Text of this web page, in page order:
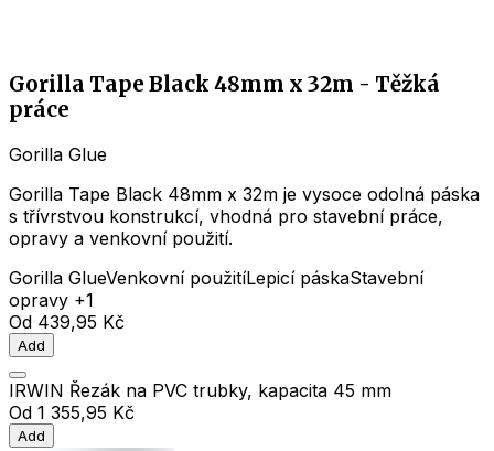
Gorilla Tape Black 48mm x 32m - Těžká
práce
Gorilla Glue
Gorilla Tape Black 48mm x 32m je vysoce odolná páska
s třívrstvou konstrukcí, vhodná pro stavební práce,
opravy a venkovní použití.
Gorilla GlueVenkovní použitíLepicí páskaStavební
opravy +1
Od 439,95 Kč
Add
IRWIN Řezák na PVC trubky, kapacita 45 mm
Od 1 355,95 Kč
Add